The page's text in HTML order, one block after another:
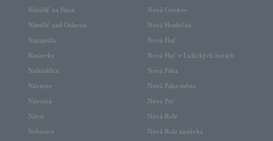
Náměšť na Hané
Náměšť nad Oslavou
Napajedla
Nasavrky
Našiměřice
Návarov
Návojná
Návsí
Nebanice
Nová Cerekev
Nová Hradečná
Nová Huť
Nová Huť v Lužických horách
Nová Paka
Nová Paka město
Nová Pec
Nová Role
Nová Role zastávka